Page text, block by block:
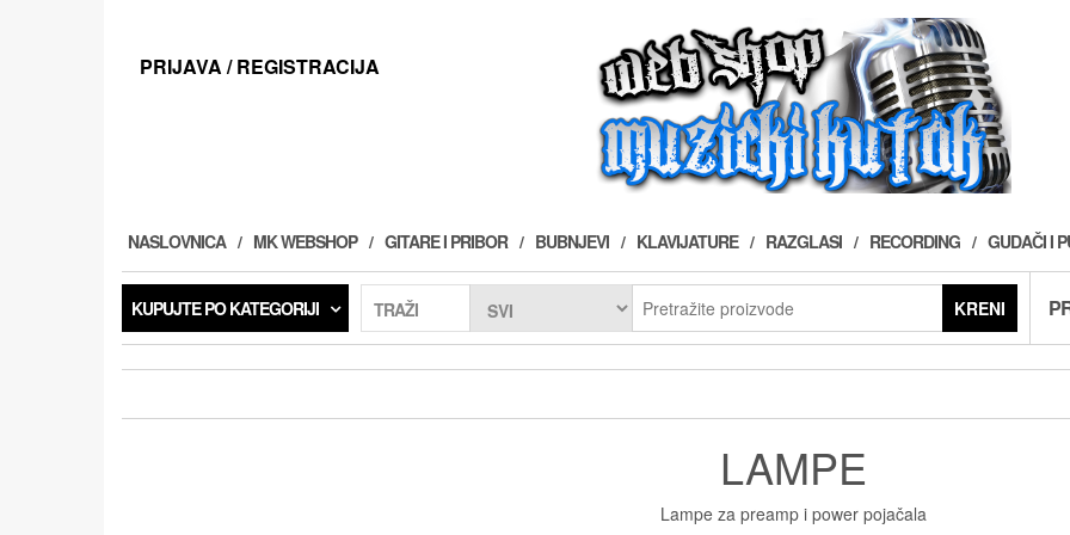
PRIJAVA / REGISTRACIJA
NASLOVNICA MK WEBSHOP GITARE I PRIBOR BUBNJEVI KLAVIJATURE RAZGLASI RECORDING GUDAČI I
KUPUJTE PO KATEGORIJI TRAŽI KRENI
LAMPE
Lampe za preamp i power pojačala